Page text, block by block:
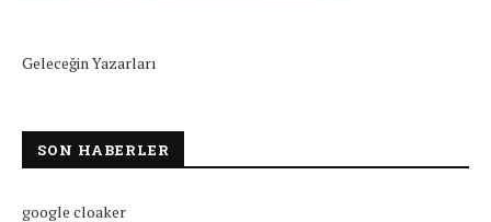
Geleceğin Yazarları
SON HABERLER
google cloaker